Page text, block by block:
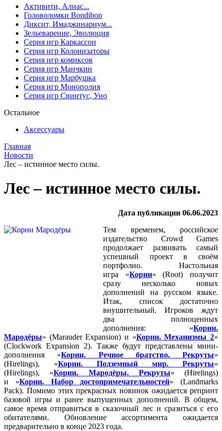
Активити, Алиас...
Головоломки Bondibon
Диксит, Имаджинариум...
Зельеварение, Эволюция
Серия игр Каркассон
Серия игр Колонизаторы
Серия игр комиксов
Серия игр Манчкин
Серия игр Марбушка
Серия игр Монополия
Серия игр Свинтус, Уно
Остальное
Аксессуары
Главная
Новости
Лес – истинное место силы.
Лес – истинное место силы.
Дата публикации 06.06.2023
Тем временем, российское
издательство Crowd Games
продолжает развивать самый
успешный проект в своём
портфолио. Настольная
игра «Корни» (Root) получит
сразу несколько новых
дополнений на русском языке.
Итак, список достаточно
внушительный. Игроков ждут
два полноценных
дополнения: «Корни.
Мародёры» (Marauder Expansion) и «Корни. Механизмы 2»
(Clockwork Expansion 2). Также будут представлены мини-
дополнения «Корни. Речное братство. Рекруты»
(Hirelings), «Корни. Подземный мир. Рекруты»
(Hirelings), «Корни. Мародёры. Рекруты» (Hirelings)
и «Корни. Набор достопримечательностей» (Landmarks
Pack). Помимо этих прекрасных новинок ожидается репринт
базовой игры и ранее выпущенных дополнений. В общем,
самое время отправиться в сказочный лес и сразиться с его
обитателями. Обновление ассортимента ожидается
предварительно в конце 2023 года.